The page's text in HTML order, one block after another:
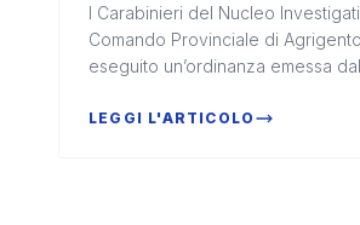
6 mila euro legati a un
mai eseguito
I Carabinieri del Nucleo
Comando Provinciale di
eseguito un’ordinanza emessa
provvedimenti restrittivi della lib...
LEGGI L'ARTICOLO